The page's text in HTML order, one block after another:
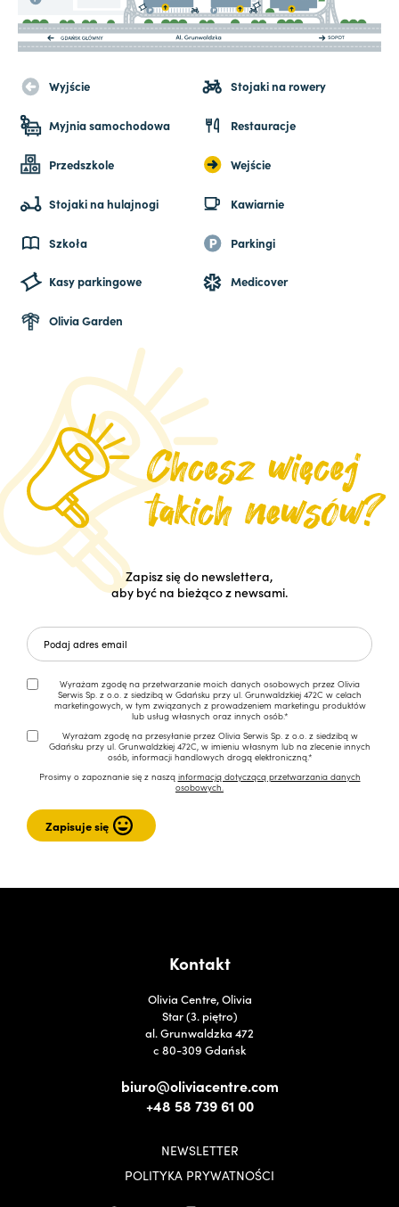
Wyjście Stojaki na rowery
Myjnia samochodowa Restauracje
Przedszkole Wejście
Stojaki na hulajnogi Kawiarnie
Szkoła Parkingi
Kasy parkingowe Medicover
Olivia Garden
Zapisz się do newslettera,
aby być na bieżąco z newsami.
Wyrażam zgodę na przetwarzanie moich danych osobowych przez Olivia
Serwis Sp. z o.o. z siedzibą w Gdańsku przy ul. Grunwaldzkiej 472C w celach
marketingowych, w tym związanych z prowadzeniem marketingu produktów
lub usług własnych oraz innych osób.*
Wyrażam zgodę na przesyłanie przez Olivia Serwis Sp. z o.o. z siedzibą w
Gdańsku przy ul. Grunwaldzkiej 472C, w imieniu własnym lub na zlecenie innych
osób, informacji handlowych drogą elektroniczną.*
Prosimy o zapoznanie się z naszą informacją dotyczącą przetwarzania danych
osobowych.
Kontakt
Olivia Centre, Olivia
Star (3. piętro)
al. Grunwaldzka 472
c 80-309 Gdańsk
biuro@oliviacentre.com
+48 58 739 61 00
NEWSLETTER
POLITYKA PRYWATNOŚCI